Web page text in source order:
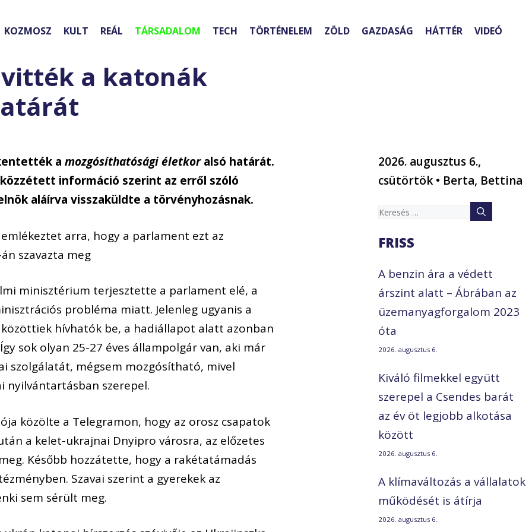
KOZMOSZ KULT REÁL TÁRSADALOM TECH TÖRTÉNELEM ZÖLD GAZDASÁG HÁTTÉR VIDEÓ
a katonák
amozgósíthatósági életkoralsó határát.
információ szerint az erről szóló
aláírva visszaküldte a törvényhozásnak.
arra, hogy a parlament ezt az
szavazta meg
minisztérium terjesztette a parlament elé, a
probléma miatt. Jelenleg ugyanis a
hívhatók be, a hadiállapot alatt azonban
sok olyan 25-27 éves állampolgár van, aki már
mégsem mozgósítható, mivel
szerepel.
közölte a Telegramon, hogy az orosz csapatok
a kelet-ukrajnai Dnyipro városra, az előzetes
Később hozzátette, hogy a rakétatámadás
Szavai szerint a gyerekek az
sem sérült meg.
2026. augusztus 6.,
csütörtök • Berta, Bettina
Keresés:
FRISS
A benzin ára a védett
árszint alatt – Ábrában az
üzemanyagforgalom 2023
óta
2026. augusztus 6.
Kiváló filmekkel együtt
szerepel a Csendes barát
az év öt legjobb alkotása
között
2026. augusztus 6.
A klímaváltozás a vállalatok
működését is átírja
2026. augusztus 6.